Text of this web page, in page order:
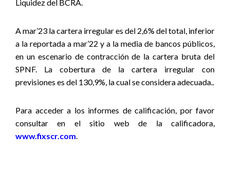
Liquidez del BCRA.
A mar’23 la cartera irregular es del 2,6% del total, inferior
a la reportada a mar’22 y a la media de bancos públicos,
en un escenario de contracción de la cartera bruta del
SPNF. La cobertura de la cartera irregular con
previsiones es del 130,9%, la cual se considera adecuada..
Para acceder a los informes de calificación, por favor
consultar en el sitio web de la calificadora,
www.fixscr.com.